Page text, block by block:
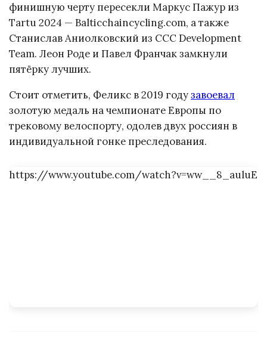
финишную черту пересекли Маркус Пажур из
Tartu 2024 — Balticchaincycling.com, а также
Станислав Аниолковский из CCC Development
Team. Леон Роде и Павел Франчак замкнули
пятёрку лучших.
Стоит отметить, Феликс в 2019 годузавоевал
золотую медаль на чемпионате Европы по
трековому велоспорту, одолев двух россиян в
индивидуальной гонке преследования.
https://www.youtube.com/watch?v=ww__8_auluE